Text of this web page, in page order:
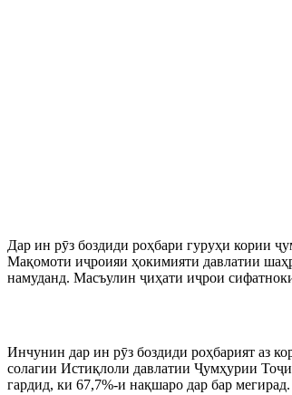
Дар ин рӯз боздиди роҳбари гуруҳи кории
Мақомоти иҷроияи ҳокимияти давлатии
намуданд. Масъулин ҷиҳати иҷрои
Инчунин дар ин рӯз боздиди роҳбарият аз
солагии Истиқлоли давлатии Ҷумҳурии
гардид, ки 67,7%-и нақшаро дар бар мегирад.